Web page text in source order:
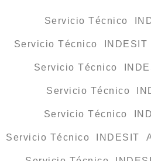
Servicio Técnico
Servicio Técnico
Servicio Técnico
Servicio Técnico
Servicio Técnico
Servicio Técnico INDESIT